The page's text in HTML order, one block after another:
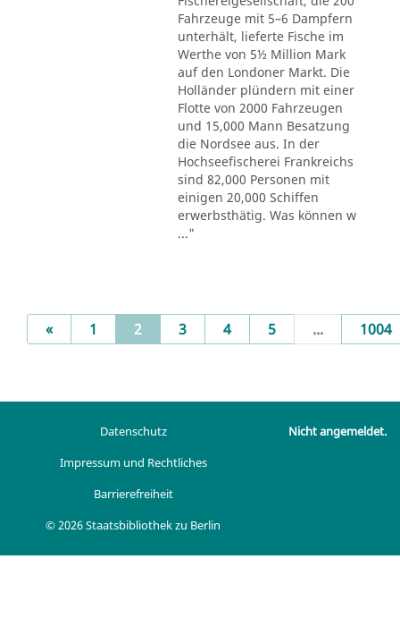
Fahrzeuge mit 5–6 Dampfern
unterhält, lieferte Fische im
Werthe von 5½ Million Mark
auf den Londoner Markt. Die
Holländer plündern mit einer
Flotte von 2000 Fahrzeugen
und 15,000 Mann Besatzung
die Nordsee aus. In der
Hochseefischerei Frankreichs
sind 82,000 Personen mit
einigen 20,000 Schiffen
erwerbsthätig. Was können w
..."
«Previous
1 2(current)
3 4 5 ... 1004
Datenschutz
Impressum und Rechtliches
Barrierefreiheit
© 2026 Staatsbibliothek zu Berlin
Nicht angemeldet.